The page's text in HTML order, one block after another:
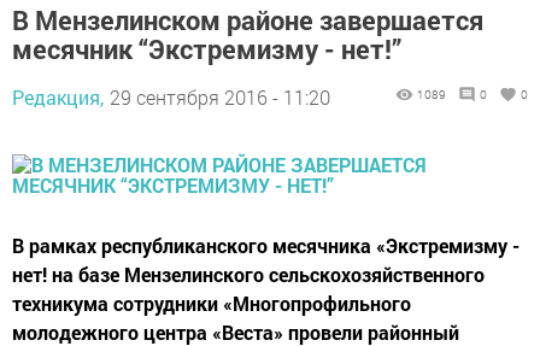
В Мензелинском районе завершается
месячник “Экстремизму - нет!”
Редакция, 29 сентября 2016 - 11:20 1089 0 0
В рамках республиканского месячника «Экстремизму -
нет! на базе Мензелинского сельскохозяйственного
техникума сотрудники «Многопрофильного
молодежного центра «Веста» провели районный